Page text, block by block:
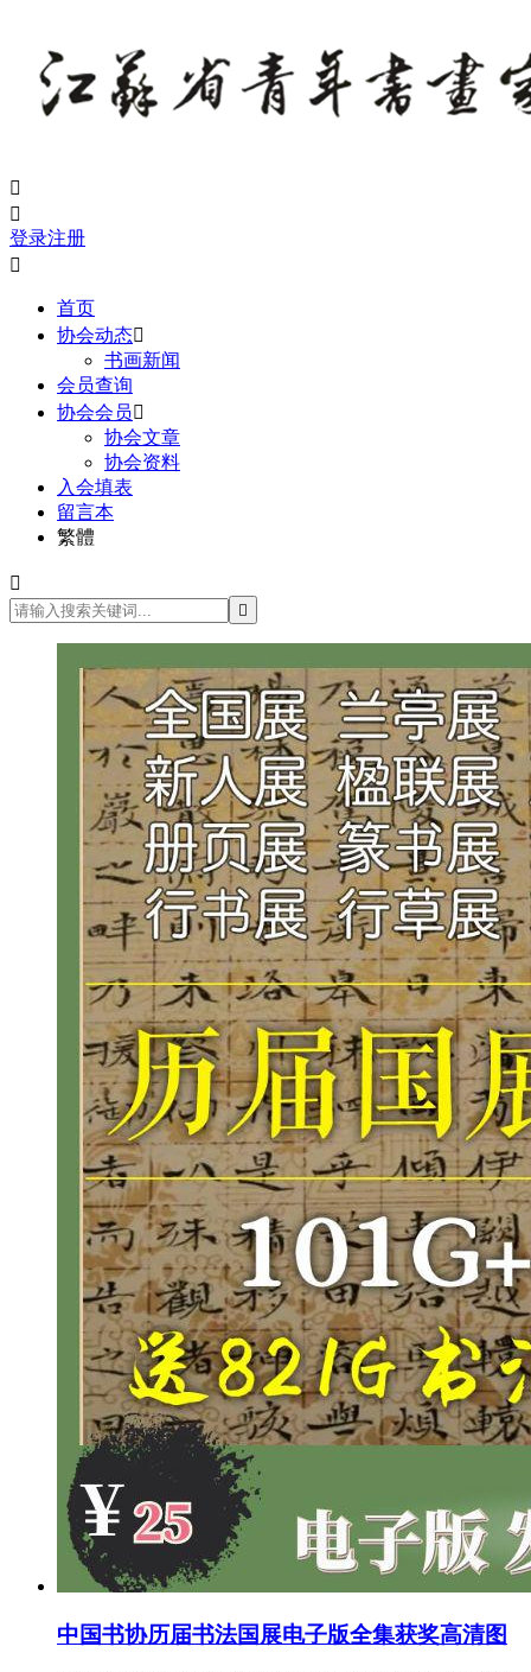


登录注册

首页
协会动态
书画新闻
会员查询
协会会员
协会文章
协会资料
入会填表
留言本
繁體


中国书协历届书法国展电子版全集获奖高清图